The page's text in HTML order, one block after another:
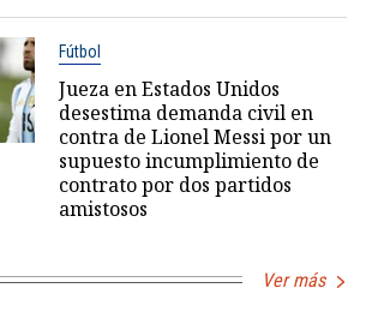
Fútbol
Jueza en Estados Unidos
desestima demanda civil en
contra de Lionel Messi por un
supuesto incumplimiento de
contrato por dos partidos
amistosos
Ver más